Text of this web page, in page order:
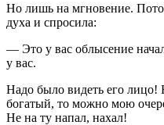
Но лишь на мгновение.
духа и спросила:
— Это у вас облысение
у вас.
Надо было видеть его лицо!
богатый, то можно мою
Не на ту напал, нахал!